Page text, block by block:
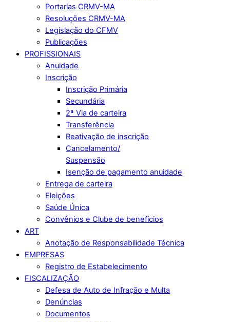
Portarias CRMV-MA
Resoluções CRMV-MA
Legislação do CFMV
Publicações
PROFISSIONAIS
Anuidade
Inscrição
Inscrição Primária
Secundária
2ª Via de carteira
Transferência
Reativação de inscrição
Cancelamento/
Suspensão
Isenção de pagamento anuidade
Entrega de carteira
Eleições
Saúde Única
Convênios e Clube de benefícios
ART
Anotação de Responsabilidade Técnica
EMPRESAS
Registro de Estabelecimento
FISCALIZAÇÃO
Defesa de Auto de Infração e Multa
Denúncias
Documentos